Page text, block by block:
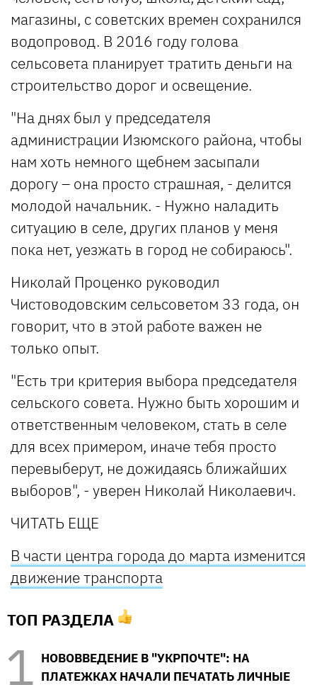
магазины, с советских времен сохранился
водопровод. В 2016 году голова
сельсовета планирует тратить деньги на
строительство дорог и освещение.
"На днях был у председателя
администрации Изюмского района, чтобы
нам хоть немного щебнем засыпали
дорогу – она просто страшная, - делится
молодой начальник. - Нужно наладить
ситуацию в селе, других планов у меня
пока нет, уезжать в город не собираюсь".
Николай Проценко руководил
Чистоводовским сельсоветом 33 года, он
говорит, что в этой работе важен не
только опыт.
"Есть три критерия выбора председателя
сельского совета. Нужно быть хорошим и
ответственным человеком, стать в селе
для всех примером, иначе тебя просто
перевыберут, не дожидаясь ближайших
выборов", - уверен Николай Николаевич.
ЧИТАТЬ ЕЩЕ
В части центра города до марта изменится
движение транспорта
ТОП РАЗДЕЛА
НОВОВВЕДЕНИЕ В "УКРПОЧТЕ": НА
ПЛАТЕЖКАХ НАЧАЛИ ПЕЧАТАТЬ ЛИЧНЫЕ